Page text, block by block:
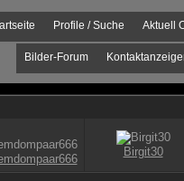
Aktuell
Profile / Suche
Bilder-Forum